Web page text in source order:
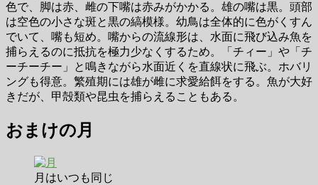
色で、脚は赤、雌の下嘴は赤みがかかる。雄の嘴は黒。頭部
は空色の小さな斑と黒の縞模様。幼鳥は全体的に色がくすん
でいて、嘴も短め。嘴からの流線形は、水面に飛び込み魚を
捕らえるのに抵抗を極力少なくするため。「チィー」や「チ
ーチーチー」と鳴きながら水面近くを直線状に飛ぶ。ホバリ
ングも得意。繁殖期には雄が雌に求愛給餌をする。魚が大好
きだが、甲殻類や昆虫を捕らえることもある。
おまけの月
月はいつも同じ